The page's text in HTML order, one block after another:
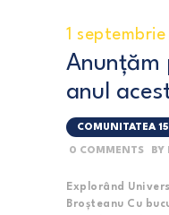
1
Anunțăm
anul
COMUNITATEA
0 COMMENTS BY
Explorând
Broșteanu Cu